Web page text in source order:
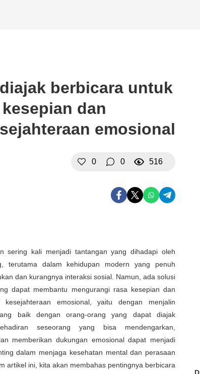
berbicara untuk
dan
emosional
0 0 516
sering kali menjadi tantangan yang dihadapi oleh
terutama dalam kehidupan modern yang penuh
dan kurangnya interaksi sosial. Namun, ada solusi
dapat membantu mengurangi rasa kesepian dan
kesejahteraan emosional, yaitu dengan menjalin
baik dengan orang-orang yang dapat diajak
seseorang yang bisa mendengarkan,
memberikan dukungan emosional dapat menjadi
dalam menjaga kesehatan mental dan perasaan
artikel ini, kita akan membahas pentingnya berbicara